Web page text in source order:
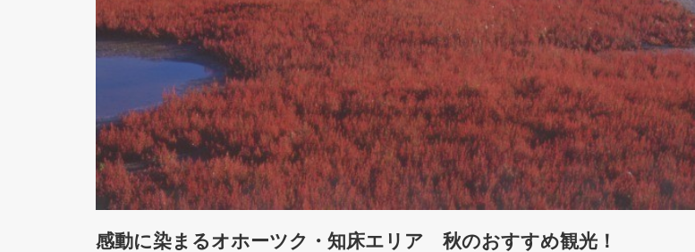
感動に染まるオホーツク・知床エリア 秋のおすすめ観光！